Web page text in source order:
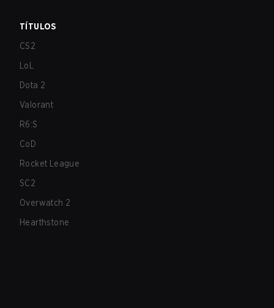
TÍTULOS
CS2
LoL
Dota 2
Valorant
R6:S
CoD
Rocket League
SC2
Overwatch 2
Hearthstone